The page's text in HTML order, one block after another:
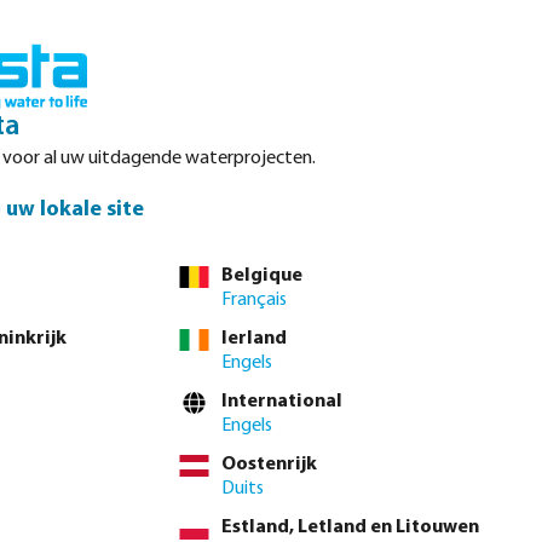
direct via de
2 1/2" 3"
neem contact op met de verkoopafdeling
voor al uw uitdagende waterprojecten.
uw lokale site
Belgique
Français
Ierland
Engels
International
Engels
Oostenrijk
Duits
Estland, Letland en Litouwen